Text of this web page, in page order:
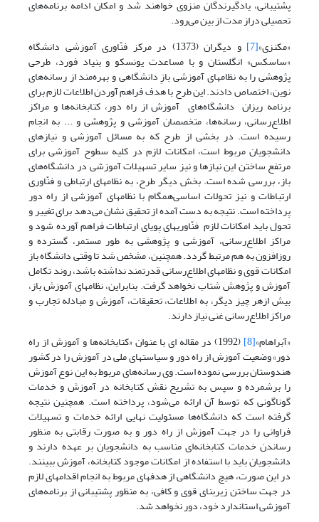
پشتیبانی، یادگیرندگان منزوی خواهند شد و امکان ادامه برنامه‌های
تحصیلی دراز مدت از بین می‌رود.
«مکنزی»[7] و دیگران (1373) در مرکز فنّاوری آموزشی دانشگاه
«ساسکس» انگلستان و با مساعدت یونسکو و بنیاد فورد، طرحی
پژوهشی را به نظامهای آموزشی بازِ دانشگاهی و بهره‌مند از رسانه‌های
نوین، اختصاص دادند. این طرح با ‌هدف فراهم آوردن اطلاعات لازم برای
برنامه ریزان دانشگاه‌های آموزش از راه دور، کتابخانه‌ها و مراکز
اطلاع‌رسانی، رسانه‌ها، متخصصان آموزشی و پژوهشی و ... به انجام
رسیده است. در بخشی از طرح که به مسائل آموزشی و نیازهای
دانشجویان مربوط است، امکانات لازم در کلیه سطوح آموزشی برای
مرتفع ساختن این نیازها و نیز سایر تسهیلات آموزشی در دانشگاه‌های
باز، بررسی شده است. بخش دیگر طرح، به نظامهای ارتباطی و فنّاوری
ارتباطات و نیز تحولات اساسی‌همگام با نظامهای آموزشی از راه دور
پرداخته است. نتیجه به دست آمده از تحقیق نشان می‌دهد برای تغییر و
تحول باید امکانات لازم فنّاوریهای پویای ارتباطات فراهم آورده شود و
مراکز اطلاع‌رسانی، آموزشی و پژوهشی به طور مستمر، گسترده و
روزافزون به هم مرتبط گردد. همچنین، مشخص شد تا وقتی دانشگاه باز
امکانات قوی و نظامهای اطلاع‌رسانی قدرتمند نداشته باشد، روند تکامل
آموزش و پژوهش شتاب نخواهد گرفت. بنابراین، نظامهای آموزش باز،
بیش ازهر چیز دیگر، به اطلاعات، تحقیقات، آموزش و مبادله تجارب و
مراکز اطلاع‌رسانی غنی نیاز دارند.
«آبراهام»[8] (1992) در مقاله ای با عنوان «کتابخانه‌ها و آموزش از راه
دور» وضعیت آموزش از راه دور و سیاستهای ملی در آموزش را در کشور
‌هندوستان بررسی نموده است. وی رسانه‌های مربوط به این نوع آموزش
را برشمرده و سپس به تشریح نقش کتابخانه در آموزش و خدمات
گوناگونی که توسط آن ارائه می‌شود، پرداخته است.‌ همچنین نتیجه
گرفته است که دانشگاه‌ها مسئولیت نهایی ارائه خدمات و تسهیلات
فراوانی را در جهت آموزش از راه دور و به صورت رقابتی به منظور
رساندن خدمات کتابخانه‌ای مناسب به دانشجویان بر عهده دارند و
دانشجویان باید با استفاده از امکانات موجود کتابخانه، آموزش ببینند.
در این صورت، ‌هیچ دانشگاهی از هدفهای مربوط به انجام اقدامهای لازم
در جهت ساختن زیربنای قوی و کافی، به منظور پشتیبانی از برنامه‌های
آموزشی استاندارد خود، دور نخواهد شد.